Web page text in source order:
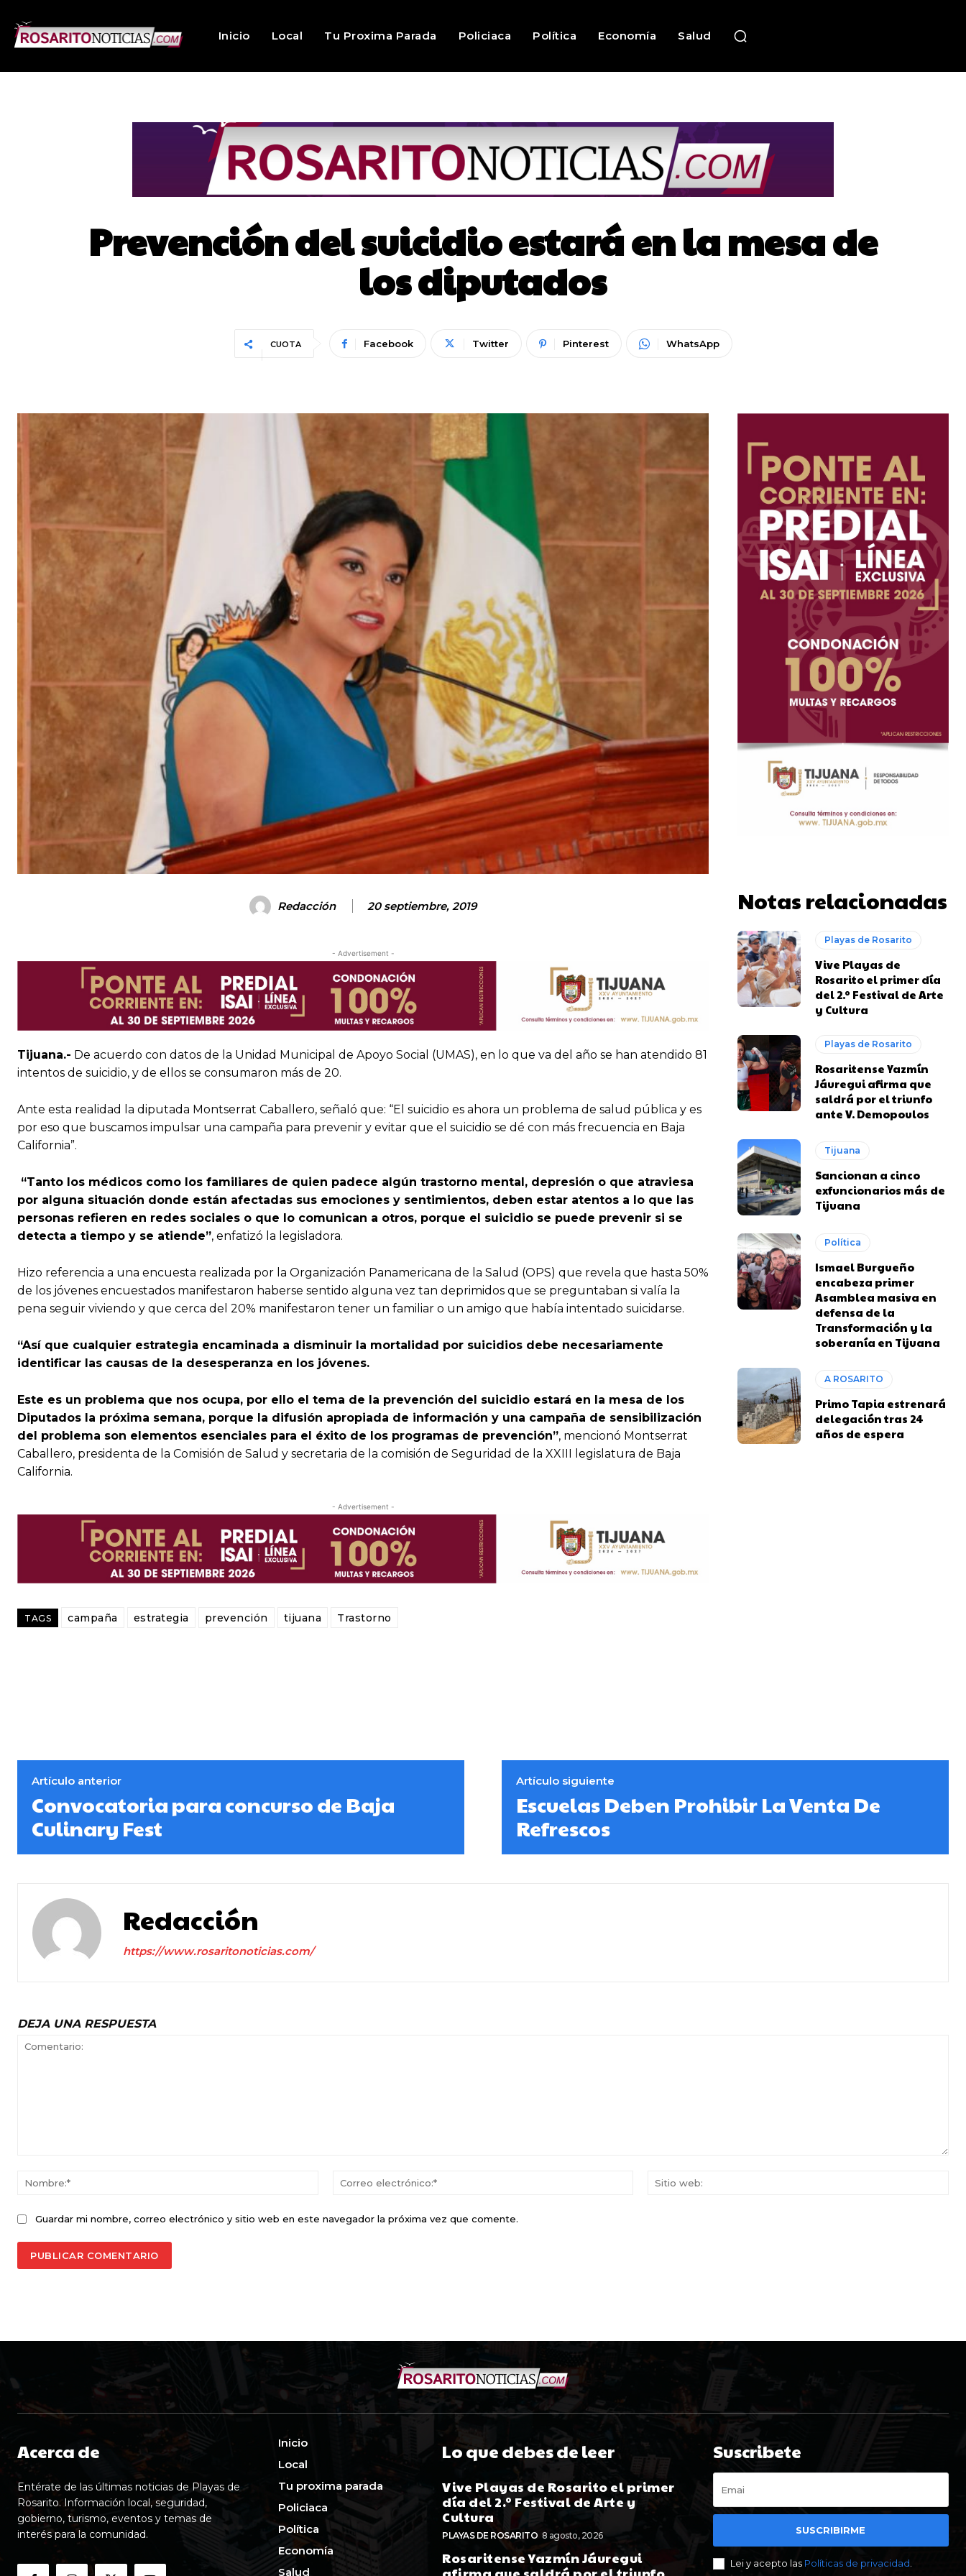
Inicio Local Tu Proxima Parada Policiaca Política Economía Salud
Prevención del suicidio estará en la mesa de
los diputados
CUOTA Facebook Twitter Pinterest WhatsApp
Redacción 20 septiembre, 2019
- Advertisement -
Tijuana.- De acuerdo con datos de la Unidad Municipal de Apoyo Social (UMAS), en lo que va del año se han atendido 81
intentos de suicidio, y de ellos se consumaron más de 20.
Ante esta realidad la diputada Montserrat Caballero, señaló que: “El suicidio es ahora un problema de salud pública y es
por eso que buscamos impulsar una campaña para prevenir y evitar que el suicidio se dé con más frecuencia en Baja
California”.
“Tanto los médicos como los familiares de quien padece algún trastorno mental, depresión o que atraviesa
por alguna situación donde están afectadas sus emociones y sentimientos, deben estar atentos a lo que las
personas refieren en redes sociales o que lo comunican a otros, porque el suicidio se puede prevenir si se
detecta a tiempo y se atiende”, enfatizó la legisladora.
Hizo referencia a una encuesta realizada por la Organización Panamericana de la Salud (OPS) que revela que hasta 50%
de los jóvenes encuestados manifestaron haberse sentido alguna vez tan deprimidos que se preguntaban si valía la
pena seguir viviendo y que cerca del 20% manifestaron tener un familiar o un amigo que había intentado suicidarse.
“Así que cualquier estrategia encaminada a disminuir la mortalidad por suicidios debe necesariamente
identificar las causas de la desesperanza en los jóvenes.
Este es un problema que nos ocupa, por ello el tema de la prevención del suicidio estará en la mesa de los
Diputados la próxima semana, porque la difusión apropiada de información y una campaña de sensibilización
del problema son elementos esenciales para el éxito de los programas de prevención”, mencionó Montserrat
Caballero, presidenta de la Comisión de Salud y secretaria de la comisión de Seguridad de la XXIII legislatura de Baja
California.
- Advertisement -
TAGS campaña estrategia prevención tijuana Trastorno
Notas relacionadas
Playas de Rosarito
Vive Playas de
Rosarito el primer día
del 2.º Festival de Arte
y Cultura
Playas de Rosarito
Rosaritense Yazmín
Jáuregui afirma que
saldrá por el triunfo
ante V. Demopoulos
Tijuana
Sancionan a cinco
exfuncionarios más de
Tijuana
Política
Ismael Burgueño
encabeza primer
Asamblea masiva en
defensa de la
Transformación y la
soberanía en Tijuana
A ROSARITO
Primo Tapia estrenará
delegación tras 24
años de espera
Artículo anterior
Convocatoria para concurso de Baja
Culinary Fest
Artículo siguiente
Escuelas Deben Prohibir La Venta De
Refrescos
Redacción
https://www.rosaritonoticias.com/
DEJA UNA RESPUESTA
Nombre:*
Correo
Guardar mi nombre, correo electrónico y sitio web en este navegador la próxima vez que comente.
Acerca de
Entérate de las últimas noticias de Playas de
Rosarito. Información local, seguridad,
gobierno, turismo, eventos y temas de
interés para la comunidad.
Inicio
Local
Tu proxima parada
Policiaca
Política
Economía
Salud
Lo que debes de leer
Vive Playas de Rosarito el primer
día del 2.º Festival de Arte y
Cultura
PLAYAS DE ROSARITO 8 agosto, 2026
Rosaritense Yazmín Jáuregui
Suscribete
SUSCRIBIRME
Lei y acepto las Políticas de privacidad